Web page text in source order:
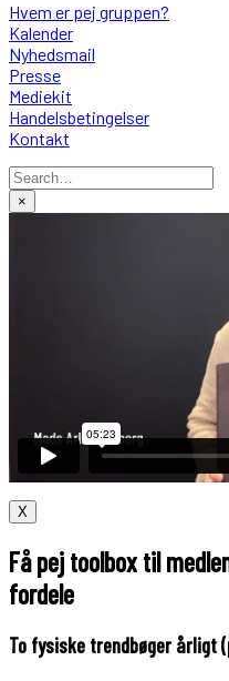
Hvem er pej gruppen?
Kalender
Nyhedsmail
Presse
Mediekit
Handelsbetingelser
Kontakt
×
X
Få pej toolbox til
fordele
To fysiske trendbøger årligt